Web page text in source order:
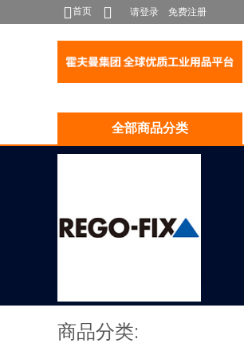
首页 请登录 免费注册
全部商品分类
商品分类: